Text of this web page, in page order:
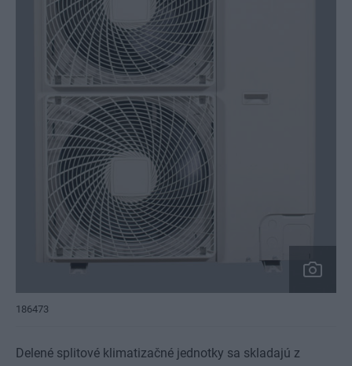
186473
Delené splitové klimatizačné jednotky sa skladajú z